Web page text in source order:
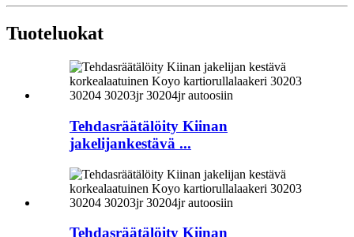
Tuoteluokat
Tehdasräätälöity Kiinan
jakelijankestävä ...
Tehdasräätälöity Kiinan